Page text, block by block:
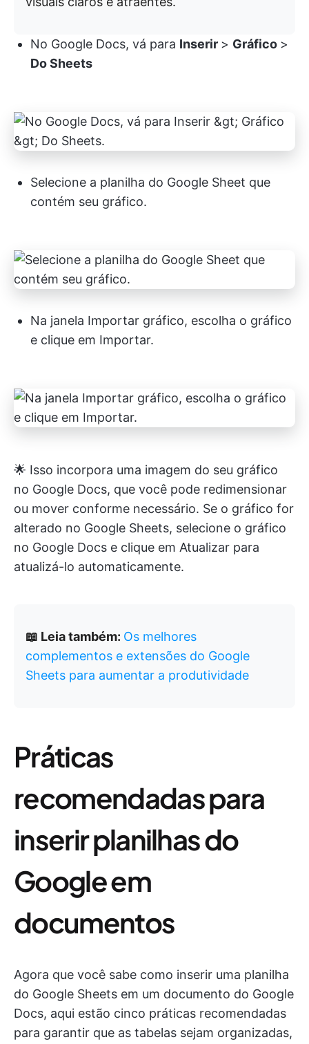
No Google Docs, vá para Inserir > Gráfico >
Do Sheets
Selecione a planilha do Google Sheet que
contém seu gráfico.
Na janela Importar gráfico, escolha o gráfico
e clique em Importar.
🌟 Isso incorpora uma imagem do seu gráfico
no Google Docs, que você pode redimensionar
ou mover conforme necessário. Se o gráfico for
alterado no Google Sheets, selecione o gráfico
no Google Docs e clique em Atualizar para
atualizá-lo automaticamente.
📖 Leia também: Os melhores
complementos e extensões do Google
Sheets para aumentar a produtividade
Práticas
recomendadas para
inserir planilhas do
Google em
documentos
Agora que você sabe como inserir uma planilha
do Google Sheets em um documento do Google
Docs, aqui estão cinco práticas recomendadas
para garantir que as tabelas sejam organizadas,